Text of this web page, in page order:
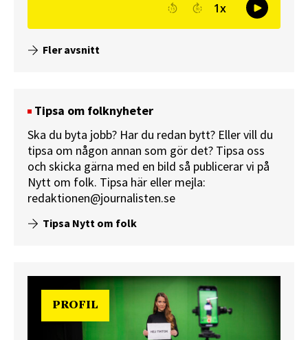
Fler avsnitt
Tipsa om folknyheter
Ska du byta jobb? Har du redan bytt? Eller vill du
tipsa om någon annan som gör det? Tipsa oss
och skicka gärna med en bild så publicerar vi på
Nytt om folk. Tipsa här eller mejla:
redaktionen@journalisten.se
Tipsa Nytt om folk
PROFIL